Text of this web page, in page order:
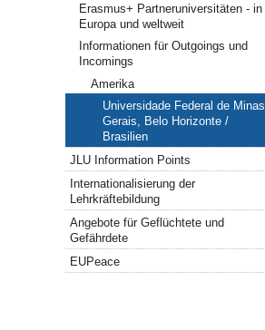
Erasmus+ Partneruniversitäten - in
Europa und weltweit
Informationen für Outgoings und
Incomings
Amerika
Universidade Federal de Minas
Gerais, Belo Horizonte /
Brasilien
JLU Information Points
Internationalisierung der
Lehrkräftebildung
Angebote für Geflüchtete und
Gefährdete
EUPeace